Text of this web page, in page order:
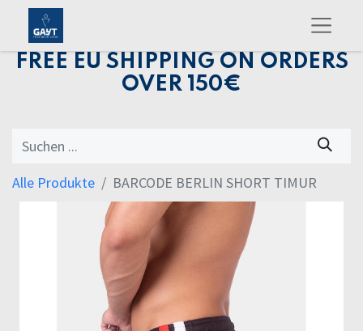
FREE EU SHIPPING ON ORDERS
OVER 150€
Alle Produkte BARCODE BERLIN SHORT TIMUR